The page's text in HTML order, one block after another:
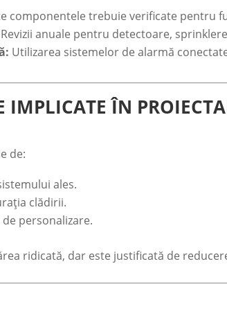
componentele trebuie verificate pentru
Revizii anuale pentru detectoare,
Utilizarea sistemelor de alarmă
IMPLICATE ÎN
de:
ales.
clădirii.
personalizare.
ridicată, dar este justificată de